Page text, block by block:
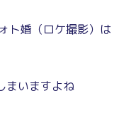
ト婚（ロケ撮影）は
まいますよね